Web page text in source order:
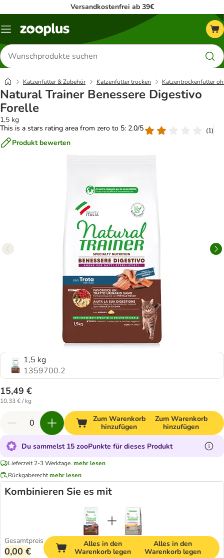
Versandkostenfrei ab 39€
Menü
Produkte
suchen
Katzenfutter & Zubehör Katzenfutter trocken Katzentrockenfutter
Natural Trainer Benessere Digestivo
Forelle
1,5 kg
This is a stars rating area from zero to 5: 2.0/5
(1)
Produkt bewerten
1,5 kg
1359700.2
15,49 €
10,33 € / kg
Zum Warenkorb
hinzufügen
Zum Warenkorb
hinzufügen
Du sammelst 15 zooPunkte für dieses Produkt
Lieferzeit 2-3 Werktage. mehr lesen
Rückgaberechtmehr lesen
Kombinieren Sie es mit
Gesamtpreis
0,00 €
Alles in den
Warenkorb legen
Alles in den
Warenkorb legen